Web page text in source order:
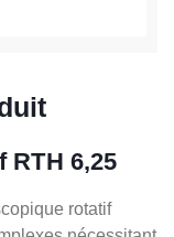
RTH 6,25
rotatif